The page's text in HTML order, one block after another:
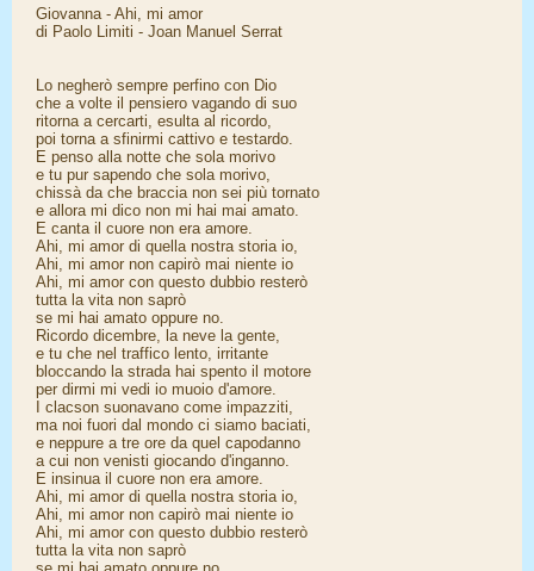
Giovanna - Ahi, mi amor
di Paolo Limiti - Joan Manuel Serrat
Lo negherò sempre perfino con Dio
che a volte il pensiero vagando di suo
ritorna a cercarti, esulta al ricordo,
poi torna a sfinirmi cattivo e testardo.
E penso alla notte che sola morivo
e tu pur sapendo che sola morivo,
chissà da che braccia non sei più tornato
e allora mi dico non mi hai mai amato.
E canta il cuore non era amore.
Ahi, mi amor di quella nostra storia io,
Ahi, mi amor non capirò mai niente io
Ahi, mi amor con questo dubbio resterò
tutta la vita non saprò
se mi hai amato oppure no.
Ricordo dicembre, la neve la gente,
e tu che nel traffico lento, irritante
bloccando la strada hai spento il motore
per dirmi mi vedi io muoio d'amore.
I clacson suonavano come impazziti,
ma noi fuori dal mondo ci siamo baciati,
e neppure a tre ore da quel capodanno
a cui non venisti giocando d'inganno.
E insinua il cuore non era amore.
Ahi, mi amor di quella nostra storia io,
Ahi, mi amor non capirò mai niente io
Ahi, mi amor con questo dubbio resterò
tutta la vita non saprò